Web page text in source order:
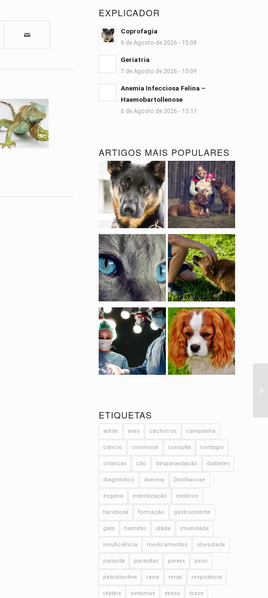
EXPLICADOR
Coprofagia
8 de Agosto de 2026 - 15:08
Geriatria
7 de Agosto de 2026 - 15:09
Anemia Infecciosa Felina –
Haemobartollenose
6 de Agosto de 2026 - 15:11
ARTIGOS MAIS POPULARES
ETIQUETAS
artrite aves cachorros campanha
cancro cinomose consulta contágio
crianças cão desparasitação diabetes
diagnóstico diarreia Dirofilariose
esgana esterilização exóticos
facebook formação gastroenterite
gato hamster idade imunidade
insuficiência medicamentos obesidade
parasita parasitas peixes peso
petcollective raiva renal respiratória
répteis sintomas stress tosse